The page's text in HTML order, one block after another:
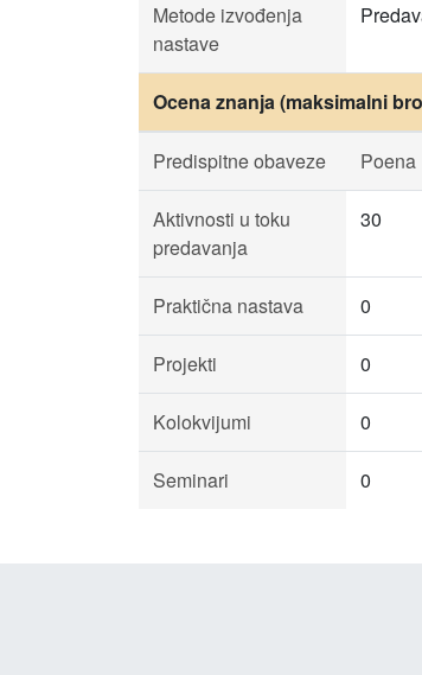
Metode izvođenja
nastave
Ocena znanja (maksimalni
Predispitne obaveze Poena
Aktivnosti u toku
predavanja
30
Praktična nastava 0
Projekti 0
Kolokvijumi 0
Seminari 0